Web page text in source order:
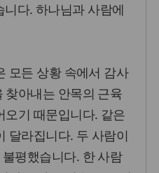
다. 하나님과 사람에
모든 상황 속에서 감사
찾아내는 안목의 근육
오기 때문입니다. 같은
달라집니다. 두 사람이
평했습니다. 한 사람